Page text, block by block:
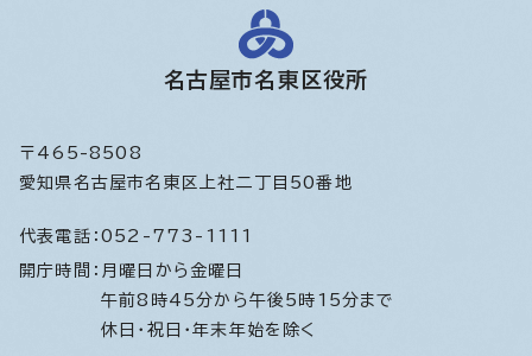
名古屋市名東区役所
〒465-8508
愛知県名古屋市名東区上社二丁目50番地
代表電話： 052-773-1111
開庁時間： 月曜日から金曜日
午前8時45分から午後5時15分まで
休日・祝日・年末年始を除く